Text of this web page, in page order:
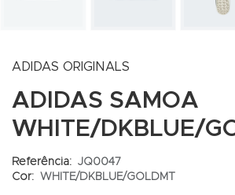
ADIDAS ORIGINALS
ADIDAS SAMOA
WHITE/DKBLUE/
Referência: JQ0047
Cor: WHITE/DKBLUE/GOLDMT